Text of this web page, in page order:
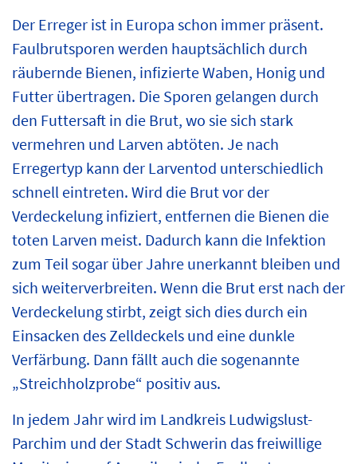
Der Erreger ist in Europa schon immer präsent.
Faulbrutsporen werden hauptsächlich durch
räubernde Bienen, infizierte Waben, Honig und
Futter übertragen. Die Sporen gelangen durch
den Futtersaft in die Brut, wo sie sich stark
vermehren und Larven abtöten. Je nach
Erregertyp kann der Larventod unterschiedlich
schnell eintreten. Wird die Brut vor der
Verdeckelung infiziert, entfernen die Bienen die
toten Larven meist. Dadurch kann die Infektion
zum Teil sogar über Jahre unerkannt bleiben und
sich weiterverbreiten. Wenn die Brut erst nach der
Verdeckelung stirbt, zeigt sich dies durch ein
Einsacken des Zelldeckels und eine dunkle
Verfärbung. Dann fällt auch die sogenannte
„Streichholzprobe“ positiv aus.
In jedem Jahr wird im Landkreis Ludwigslust-
Parchim und der Stadt Schwerin das freiwillige